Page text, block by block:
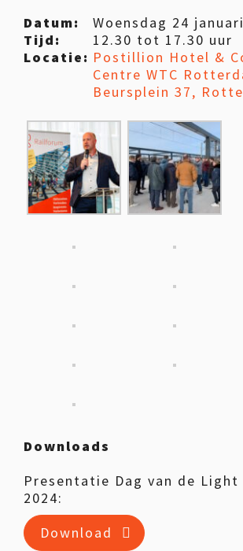
Datum:
Woensdag 24
Tijd:
12.30 tot 17.30 uur
Locatie: Postillion Hotel &
Centre WTC
Beursplein 37,
Downloads
Presentatie Dag van de Light
2024:
Download